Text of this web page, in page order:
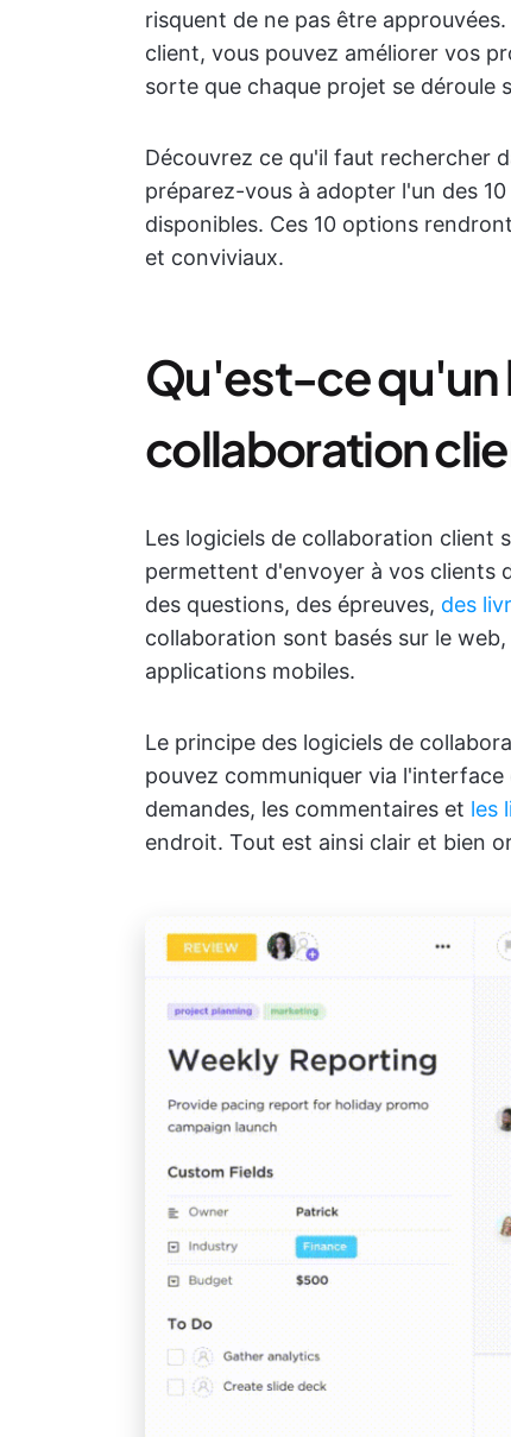
risquent de ne pas être
client, vous pouvez améliorer vos
sorte que chaque projet se déroule
Découvrez ce qu'il faut rechercher
préparez-vous à adopter l'un des
disponibles. Ces 10 options
et conviviaux.
Qu'est-ce qu'un
collaboration
Les logiciels de collaboration client
permettent d'envoyer à vos clients
des questions, des épreuves, des
collaboration sont basés sur le
applications mobiles.
Le principe des logiciels de
pouvez communiquer via
demandes, les commentaires et les
endroit. Tout est ainsi clair et bien